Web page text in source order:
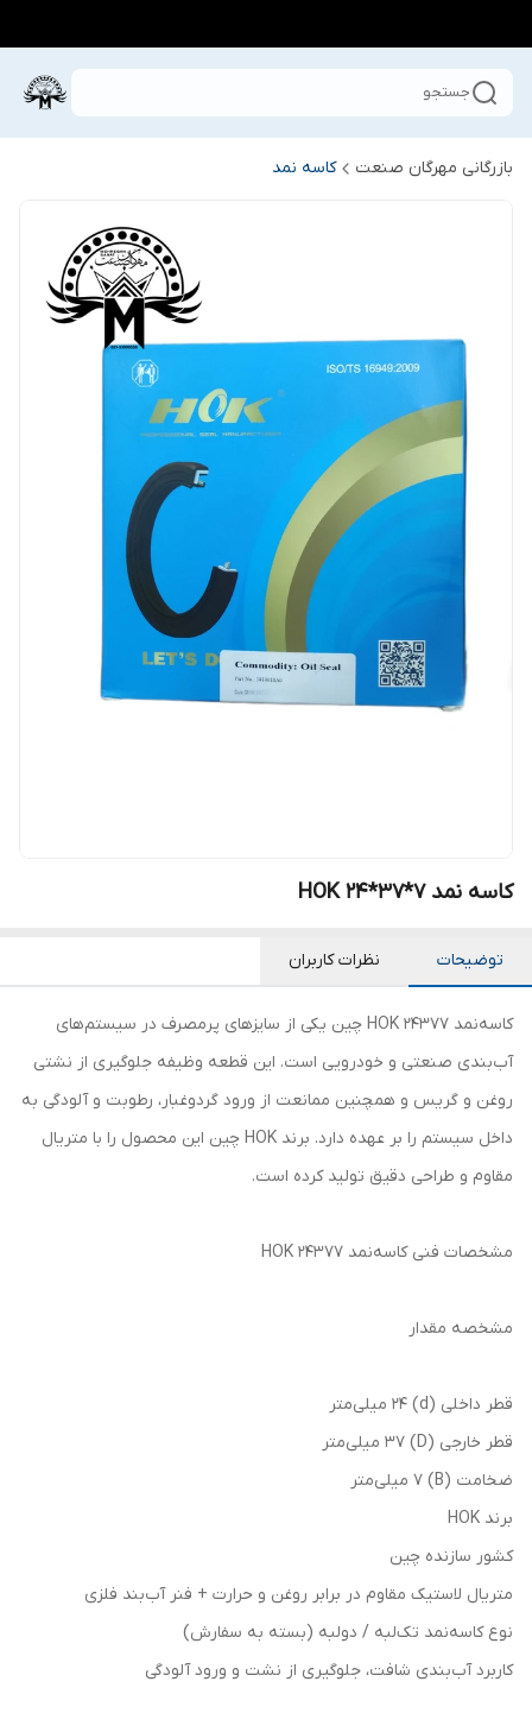
جستجو
بازرگانی مهرگان صنعت کاسه نمد
کاسه نمد HOK 24*37*7
توضیحات نظرات کاربران
کاسه‌نمد 24377 HOK چین یکی از سایزهای پرمصرف در سیستم‌های
آب‌بندی صنعتی و خودرویی است. این قطعه وظیفه جلوگیری از نشتی
روغن و گریس و همچنین ممانعت از ورود گردوغبار، رطوبت و آلودگی به
داخل سیستم را بر عهده دارد. برند HOK چین این محصول را با متریال
مقاوم و طراحی دقیق تولید کرده است.
مشخصات فنی کاسه‌نمد 24377 HOK
مشخصه مقدار
قطر داخلی (d) 24 میلی‌متر
قطر خارجی (D) 37 میلی‌متر
ضخامت (B) 7 میلی‌متر
برند HOK
کشور سازنده چین
متریال لاستیک مقاوم در برابر روغن و حرارت + فنر آب‌بند فلزی
نوع کاسه‌نمد تک‌لبه / دو‌لبه (بسته به سفارش)
کاربرد آب‌بندی شافت، جلوگیری از نشت و ورود آلودگی